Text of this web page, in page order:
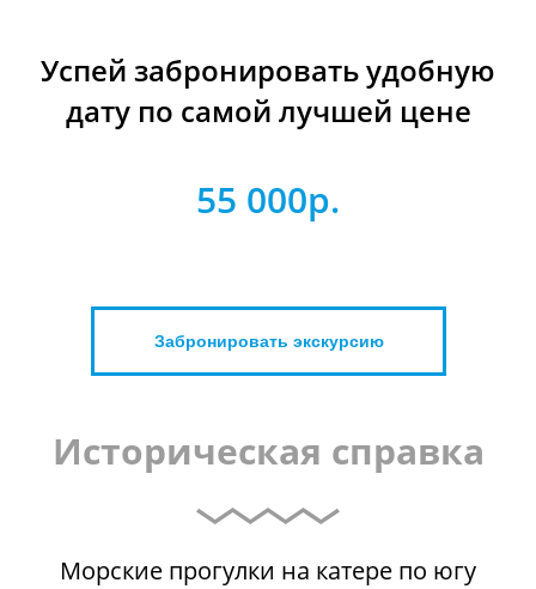
Успей забронировать удобную
дату по самой лучшей цене
55 000р.
Забронировать экскурсию
Историческая справка
Морские прогулки на катере по югу